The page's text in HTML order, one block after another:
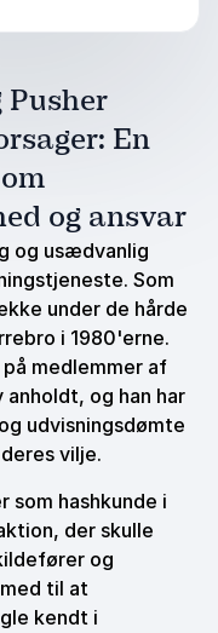
Pusher
En
og ansvar
og usædvanlig
Som
under de hårde
i 1980'erne.
medlemmer af
og han har
udvisningsdømte
vilje.
som hashkunde i
der skulle
og
til at
kendt i